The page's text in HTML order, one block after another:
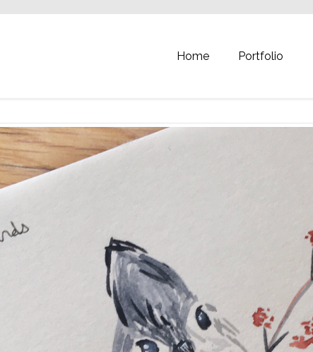
Home Portfolio